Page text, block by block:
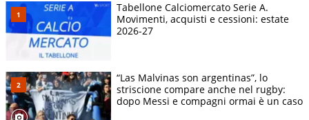
Tabellone Calciomercato Serie A.
Movimenti, acquisti e cessioni: estate
2026-27
“Las Malvinas son argentinas”, lo
striscione compare anche nel rugby:
dopo Messi e compagni ormai è un caso